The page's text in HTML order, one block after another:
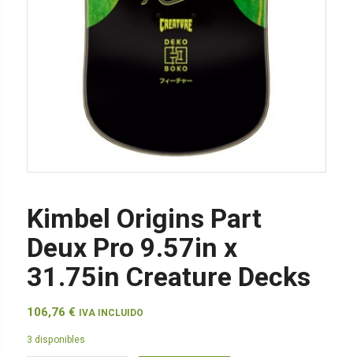
Kimbel Origins Part
Deux Pro 9.57in x
31.75in Creature Decks
106,76 € IVA INCLUIDO
3 disponibles